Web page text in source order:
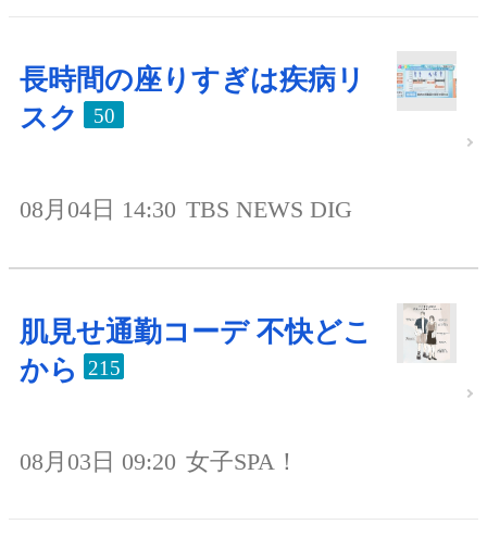
長時間の座りすぎは疾病リ
スク
50
08月04日 14:30 TBS NEWS DIG
肌見せ通勤コーデ 不快どこ
から
215
08月03日 09:20 女子SPA！